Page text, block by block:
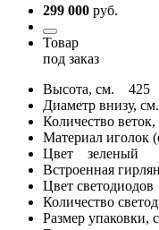
299 000 руб.
Товар
под заказ
Высота, см. 425
Диаметр внизу, см.
Количество
Материал иголок
Цвет зеленый
Встроенная
Цвет светодиодов
Количество
Размер упаковки,